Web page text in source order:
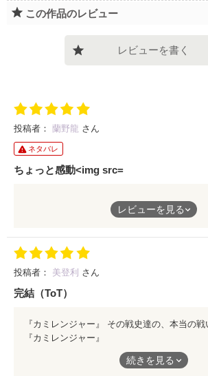
この作品のレビュー
レビューを書く
投稿者： 蘭野龍 さん
ネタバレ
ちょっと感動<img src=
ブルーの突っ込みが素晴らしいこのシリーズ
ちょっとした感動もあって、とってもいい話
います。
そして心からグリーンの冥福をお祈りいたし
レビューを見る
投稿者： 美登利 さん
完結（ToT）
『カミレンジャー』
その戦史達の、本当の戦いはこれから、はじ
続きを見る